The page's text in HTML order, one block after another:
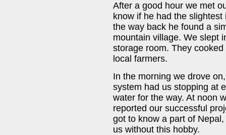
After a good hour we met
know if he had the
the way back he found a
mountain village. We slept
storage room. They
local farmers.
In the morning we drove
system had us stopping at
water for the way. At noon
reported our successful
got to know a part of
us without this hobby.